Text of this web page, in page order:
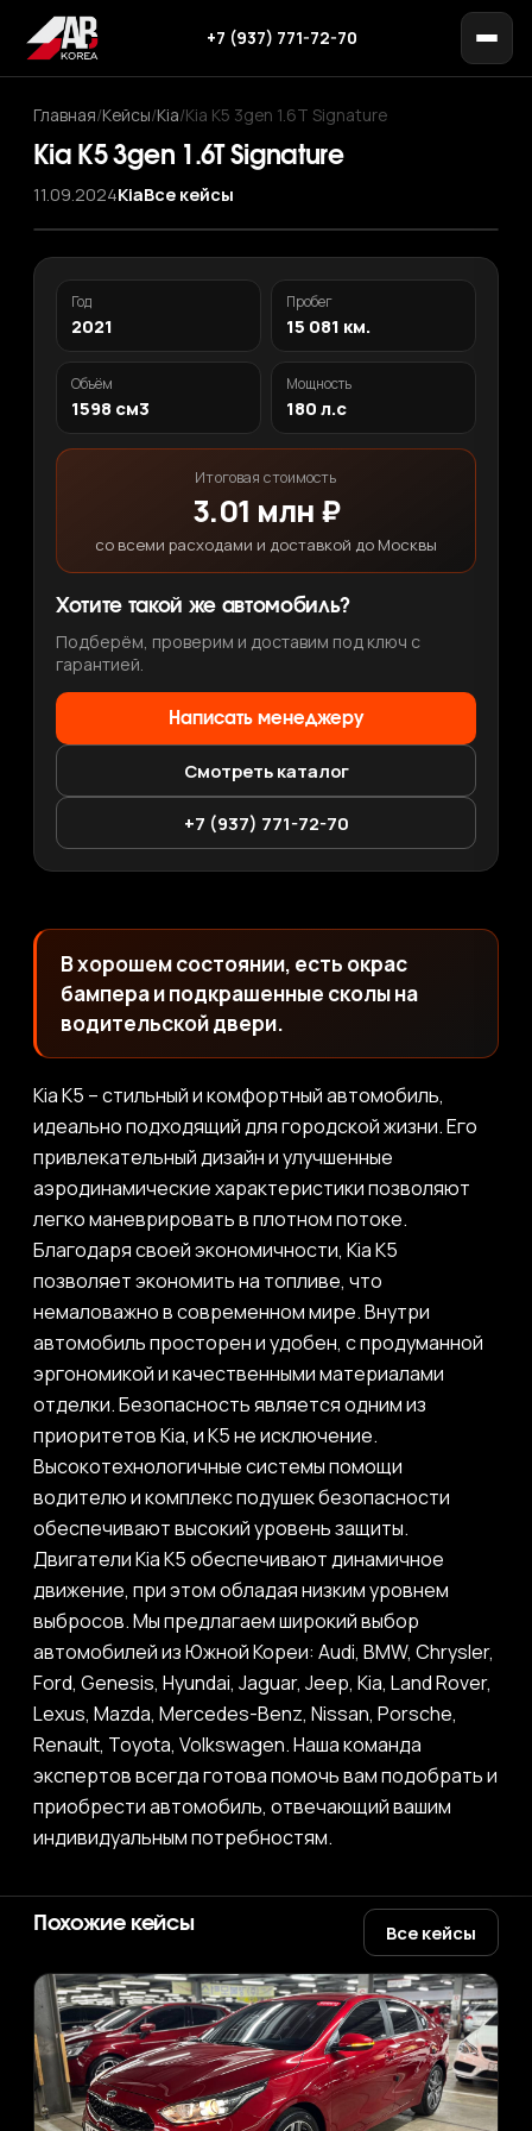
+7 (937) 771-72-70
Главная/Кейсы/Kia/Kia K5 3gen 1.6T Signature
Kia K5 3gen 1.6T Signature
11.09.2024KiaВсе кейсы
‹
›
1/ 12
Год
2021
Пробег
15 081 км.
Объём
1598 см3
Мощность
180 л.с
Итоговая стоимость
3.01 млн ₽
со всеми расходами и доставкой до Москвы
Хотите такой же автомобиль?
Подберём, проверим и доставим под ключ с
гарантией.
Написать менеджеру
Смотреть каталог
+7 (937) 771-72-70
В хорошем состоянии, есть окрас
бампера и подкрашенные сколы на
водительской двери.
Kia K5 – стильный и комфортный автомобиль,
идеально подходящий для городской жизни. Его
привлекательный дизайн и улучшенные
аэродинамические характеристики позволяют
легко маневрировать в плотном потоке.
Благодаря своей экономичности, Kia K5
позволяет экономить на топливе, что
немаловажно в современном мире. Внутри
автомобиль просторен и удобен, с продуманной
эргономикой и качественными материалами
отделки. Безопасность является одним из
приоритетов Kia, и K5 не исключение.
Высокотехнологичные системы помощи
водителю и комплекс подушек безопасности
обеспечивают высокий уровень защиты.
Двигатели Kia K5 обеспечивают динамичное
движение, при этом обладая низким уровнем
выбросов. Мы предлагаем широкий выбор
автомобилей из Южной Кореи: Audi, BMW, Chrysler,
Ford, Genesis, Hyundai, Jaguar, Jeep, Kia, Land Rover,
Lexus, Mazda, Mercedes-Benz, Nissan, Porsche,
Renault, Toyota, Volkswagen. Наша команда
экспертов всегда готова помочь вам подобрать и
приобрести автомобиль, отвечающий вашим
индивидуальным потребностям.
Похожие кейсы Все кейсы